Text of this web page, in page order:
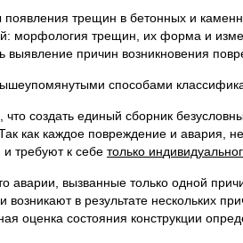
трещин в бетонных и
морфология трещин, их форма и
выявление причин возникновения
способами
что создать единый сборник
как каждое повреждение и авария,
требуют к себе только ин
аварии, вызванные только одной
в результате нескольких
оценка состояния конструкции